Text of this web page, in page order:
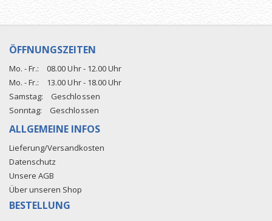
ÖFFNUNGSZEITEN
Mo. - Fr.:
08.00 Uhr - 12.00 Uhr
Mo. - Fr.:
13.00 Uhr - 18.00 Uhr
Samstag:
Geschlossen
Sonntag:
Geschlossen
ALLGEMEINE INFOS
Lieferung/Versandkosten
Datenschutz
Unsere AGB
Über unseren Shop
BESTELLUNG